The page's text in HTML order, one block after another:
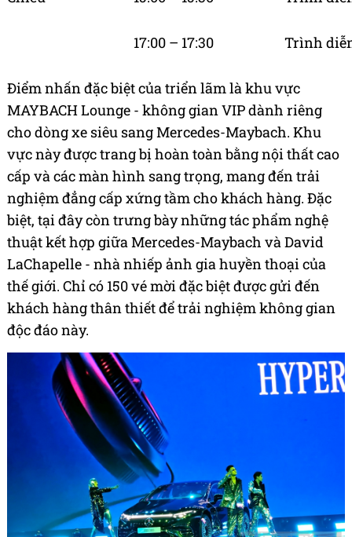
17:00 – 17:30 Trình
Điểm nhấn đặc biệt của triển lãm là khu vực
MAYBACH Lounge - không gian VIP dành riêng
cho dòng xe siêu sang Mercedes-Maybach. Khu
vực này được trang bị hoàn toàn bằng nội thất cao
cấp và các màn hình sang trọng, mang đến trải
nghiệm đẳng cấp xứng tầm cho khách hàng. Đặc
biệt, tại đây còn trưng bày những tác phẩm nghệ
thuật kết hợp giữa Mercedes-Maybach và David
LaChapelle - nhà nhiếp ảnh gia huyền thoại của
thế giới. Chỉ có 150 vé mời đặc biệt được gửi đến
khách hàng thân thiết để trải nghiệm không gian
độc đáo này.